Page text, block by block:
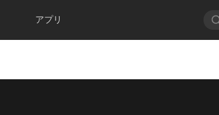
アプリ